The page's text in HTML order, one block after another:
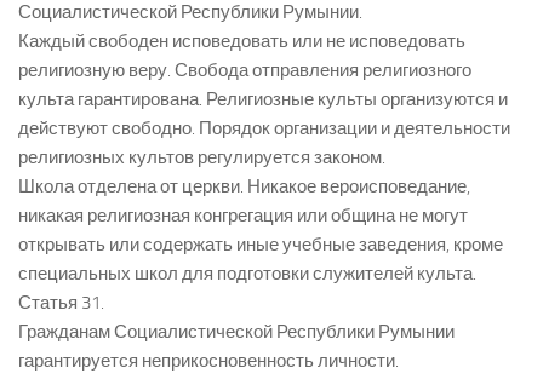
Социалистической Республики Румынии.
Каждый свободен исповедовать или не исповедовать
религиозную веру. Свобода отправления религиозного
культа гарантирована. Религиозные культы организуются и
действуют свободно. Порядок организации и деятельности
религиозных культов регулируется законом.
Школа отделена от церкви. Никакое вероисповедание,
никакая религиозная конгрегация или община не могут
открывать или содержать иные учебные заведения, кроме
специальных школ для подготовки служителей культа.
Статья 31.
Гражданам Социалистической Республики Румынии
гарантируется неприкосновенность личности.